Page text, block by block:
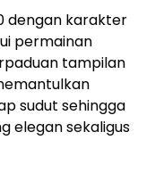
dengan karakter
permainan
tampilan
sudut sehingga
elegan sekaligus